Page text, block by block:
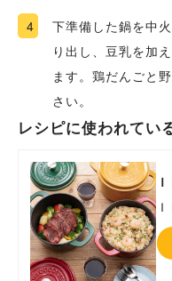
4
下準備した鍋を中
り出し、豆乳を加
ます。鶏だんごと
さい。
レシピに使われてい